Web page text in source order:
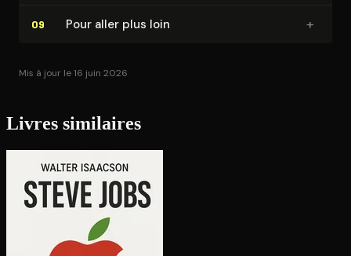
09 Pour aller plus loin +
Mis à jour le 16 juin 2026
Livres similaires